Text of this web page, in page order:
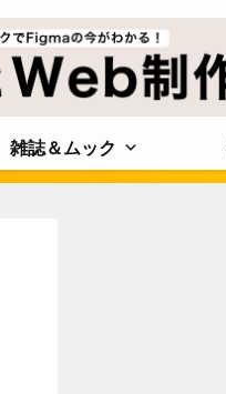
雑誌＆ムック